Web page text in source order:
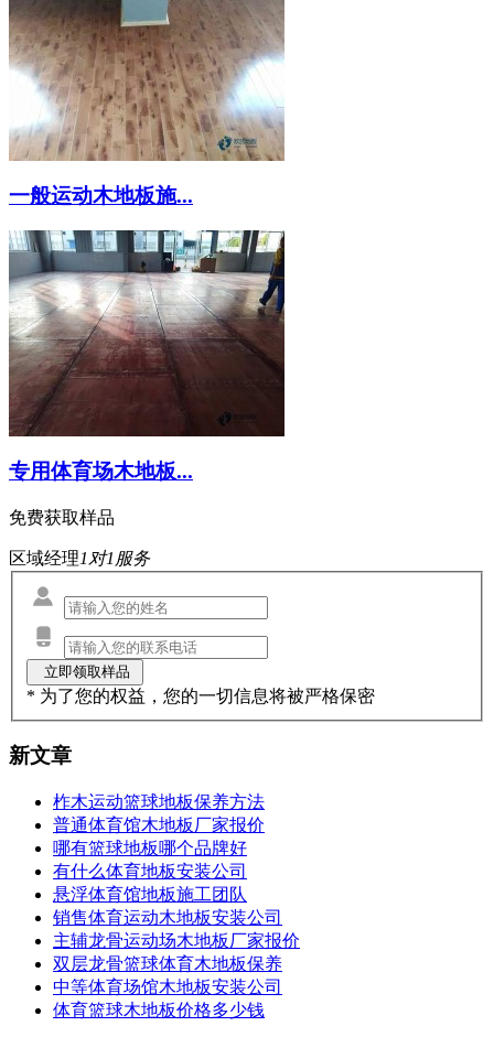
一般运动木地板施...
专用体育场木地板...
免费获取样品
区域经理1对1服务
* 为了您的权益，您的一切信息将被严格保密
新文章
柞木运动篮球地板保养方法
普通体育馆木地板厂家报价
哪有篮球地板哪个品牌好
有什么体育地板安装公司
悬浮体育馆地板施工团队
销售体育运动木地板安装公司
主辅龙骨运动场木地板厂家报价
双层龙骨篮球体育木地板保养
中等体育场馆木地板安装公司
体育篮球木地板价格多少钱